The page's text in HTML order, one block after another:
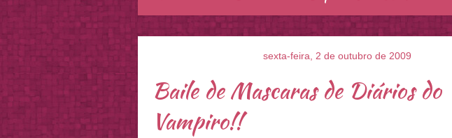
sexta-feira, 2 de outubro de 2009
Baile de Mascaras de Diários do
Vampiro!!